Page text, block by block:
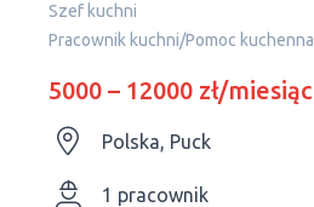
Szef kuchni
Pracownik kuchni/Pomoc kuchenna
5000 – 12000 zł/miesiąc
Polska, Puck
1 pracownik